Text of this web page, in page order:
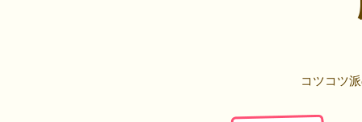
コツコツ